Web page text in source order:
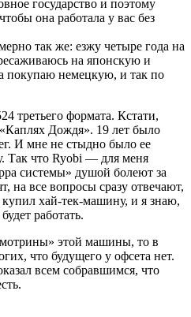
государство и поэтому
она работала у вас без
так же: езжу четыре года на
на японскую и
покупаю немецкую, и так по
третьего формата. Кстати,
Дождя». 19 лет было
И мне не стыдно было ее
Так что Ryobi — для меня
системы» душой болеют за
на все вопросы сразу отвечают,
хай-тек-машину, и я знаю,
работать.
этой машины, то в
что будущего у офсета нет.
всем собравшимся, что